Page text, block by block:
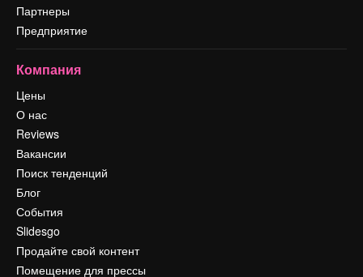
Партнеры
Предприятие
Компания
Цены
О нас
Reviews
Вакансии
Поиск тенденций
Блог
События
Slidesgo
Продайте свой контент
Помещение для прессы